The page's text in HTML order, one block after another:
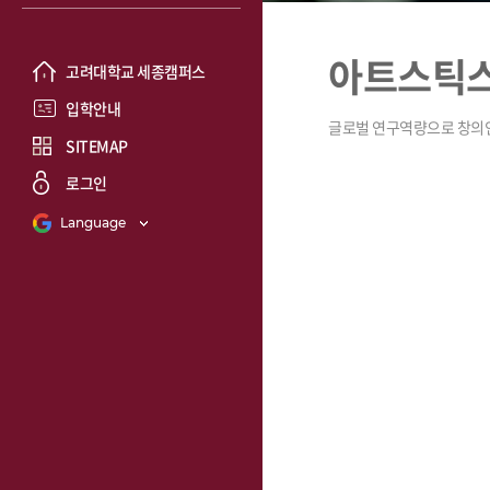
고려대학교 세종캠퍼스
입학안내
SITEMAP
Language
로그인
아트스틱